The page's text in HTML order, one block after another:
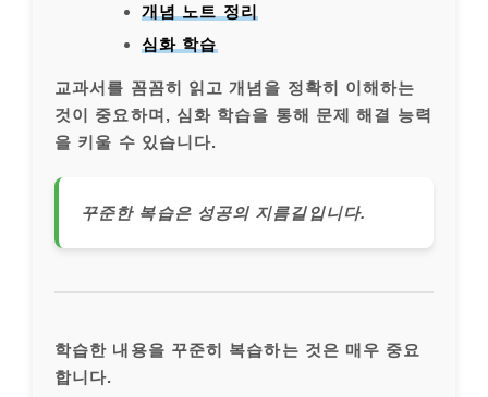
개념 노트 정리
심화 학습
교과서를 꼼꼼히 읽고 개념을 정확히 이해하는
것이 중요하며, 심화 학습을 통해 문제 해결 능력
을 키울 수 있습니다.
꾸준한 복습은 성공의 지름길입니다.
학습한 내용을 꾸준히 복습하는 것은 매우 중요
합니다.